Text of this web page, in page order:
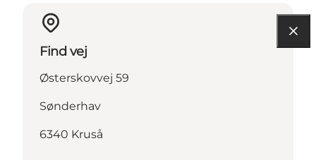
Find vej
Østerskovvej 59
Sønderhav
6340 Kruså